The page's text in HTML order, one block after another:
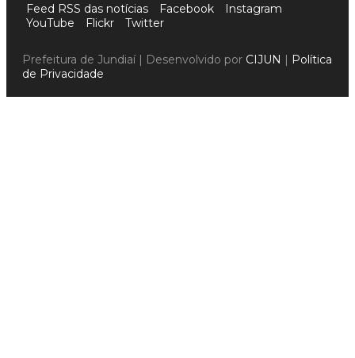
Feed RSS das notícias Facebook
Instagram
YouTube
Flickr Twitter
Prefeitura de Jundiaí | Desenvolvido por CIJUN | Política
de Privacidade